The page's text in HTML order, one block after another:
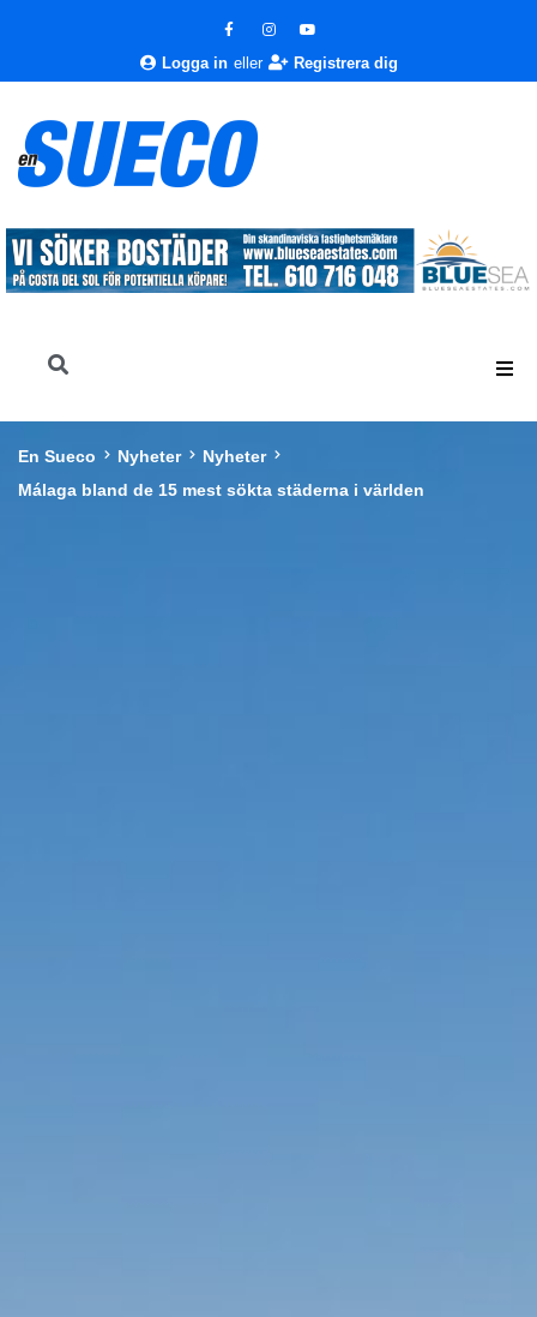
Logga in eller Registrera dig
En Sueco Nyheter
Nyheter
Málaga bland de 15 mest sökta städerna i världen